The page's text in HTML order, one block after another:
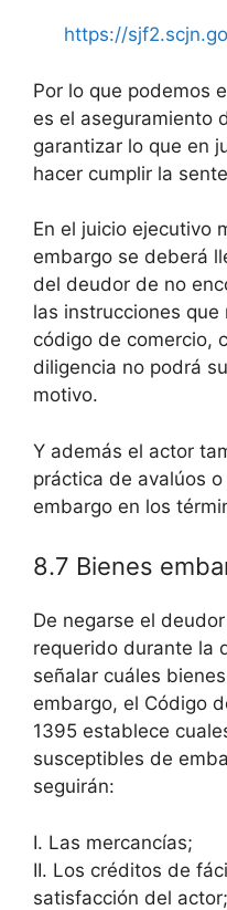
https://
Por lo que podemos
es el aseguramiento
garantizar lo que en
hacer cumplir la
En el juicio ejecutivo
embargo se deberá
del deudor de no
las instrucciones
código de comercio,
diligencia no podrá
motivo.
Y además el actor
práctica de avalúos
embargo en los
8.7 Bienes
De negarse el
requerido durante la
señalar cuáles
embargo, el Código
1395 establece
susceptibles de
seguirán:
I. Las mercancías;
II. Los créditos de
satisfacción del actor;